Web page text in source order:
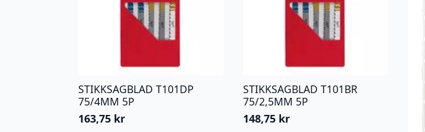
STIKKSAGBLAD T101DP
75/4MM 5P
163,75 kr
STIKKSAGBLAD T101BR
75/2,5MM 5P
148,75 kr